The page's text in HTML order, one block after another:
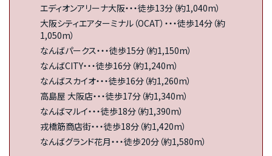
エディオンアリーナ大阪・・・徒歩13分（約1,040m）
大阪シティエアターミナル（OCAT）・・・徒歩14分（約
1,050m）
なんばパークス・・・徒歩15分（約1,150m）
なんばCITY・・・徒歩16分（約1,240m）
なんばスカイオ・・・徒歩16分（約1,260m）
高島屋 大阪店・・・徒歩17分（約1,340m）
なんばマルイ・・・徒歩18分（約1,390m）
戎橋筋商店街・・・徒歩18分（約1,420m）
なんばグランド花月・・・徒歩20分（約1,580m）